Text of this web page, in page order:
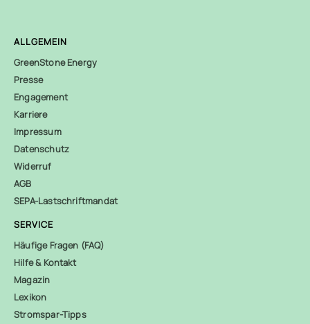
ALLGEMEIN
GreenStone Energy
Presse
Engagement
Karriere
Impressum
Datenschutz
Widerruf
AGB
SEPA-Lastschriftmandat
SERVICE
Häufige Fragen (FAQ)
Hilfe & Kontakt
Magazin
Lexikon
Stromspar-Tipps